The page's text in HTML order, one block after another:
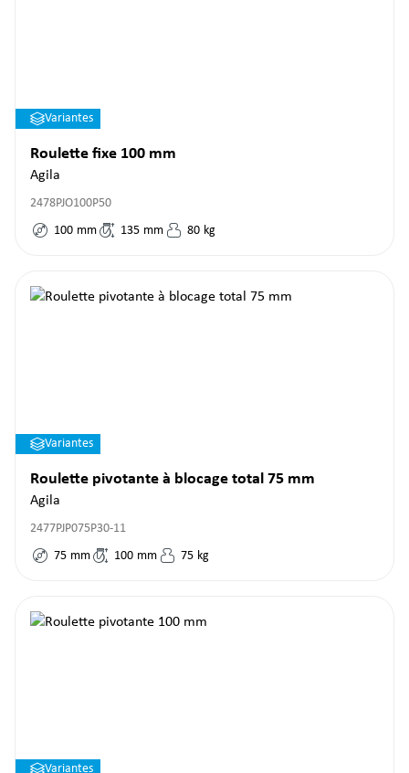
Variantes
Roulette fixe 100 mm
Agila
2478PJO100P50
100 mm 135 mm 80 kg
Variantes
Roulette pivotante à blocage total 75 mm
Agila
2477PJP075P30-11
75 mm 100 mm 75 kg
Variantes